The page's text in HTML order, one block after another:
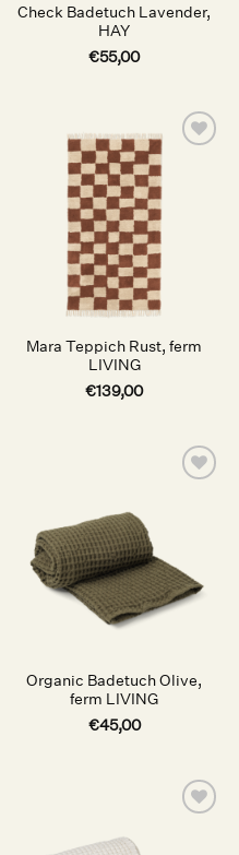
Check Badetuch Lavender,
HAY
€55,00
Auf die
Wunschliste
Mara Teppich Rust, ferm
LIVING
€139,00
Organic Badetuch Olive,
ferm LIVING
€45,00
Wunschliste